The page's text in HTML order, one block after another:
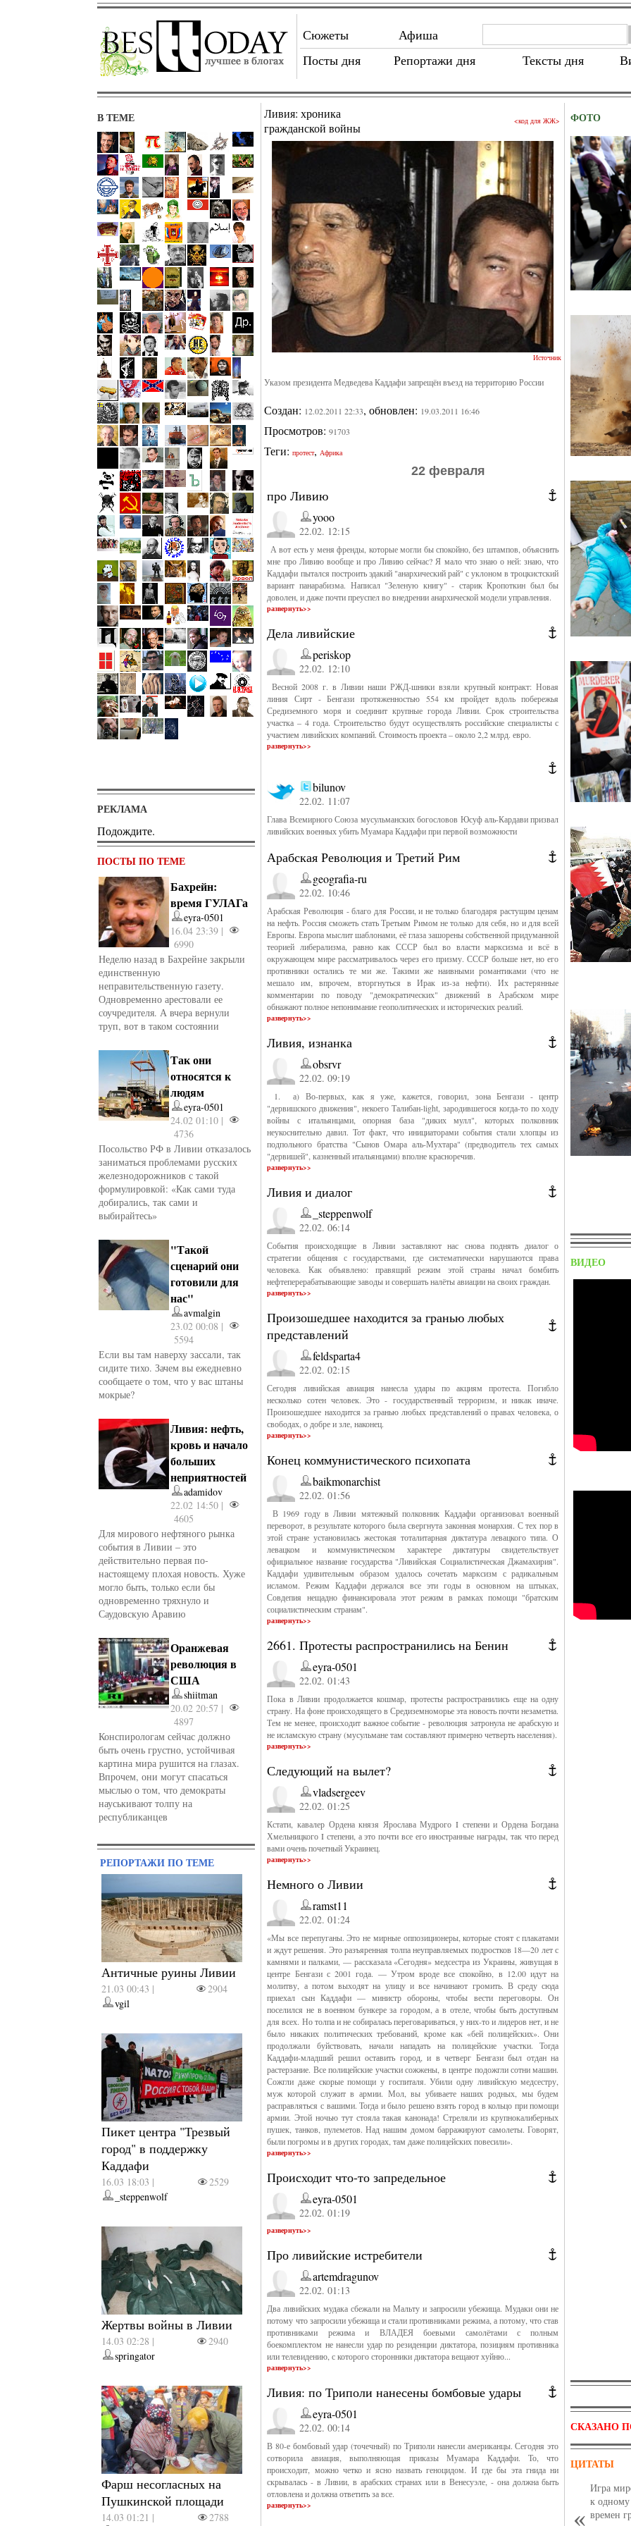
Сюжеты
Афиша
Посты дня
Репортажи дня Тексты дня
В ТЕМЕ
РЕКЛАМА
Подождите.
ПОСТЫ ПО ТЕМЕ
Бахрейн:
время ГУЛАГа
eyra-0501
16.04 23:39 |
6990
Неделю назад в Бахрейне закрыли
единственную
неправительственную газету.
Одновременно арестовали ее
соучредителя. А вчера вернули
труп, вот в таком состоянии
Так они
относятся к
людям
eyra-0501
24.02 01:10 |
4736
Посольство РФ в Ливии отказалось
заниматься проблемами русских
железнодорожников с такой
формулировкой: «Как сами туда
добирались, так сами и
выбирайтесь»
"Такой
сценарий они
готовили для
нас"
avmalgin
23.02 00:08 |
5594
Если вы там наверху зассали, так
сидите тихо. Зачем вы ежедневно
сообщаете о том, что у вас штаны
мокрые?
Ливия: нефть,
кровь и начало
больших
неприятностей
adamidov
22.02 14:50 |
4605
Для мирового нефтяного рынка
события в Ливии – это
действительно первая по-
настоящему плохая новость. Хуже
могло быть, только если бы
одновременно тряхнуло и
Саудовскую Аравию
Оранжевая
революция в
США
shiitman
20.02 20:57 |
4897
Конспирологам сейчас должно
быть очень грустно, устойчивая
картина мира рушится на глазах.
Впрочем, они могут спасаться
мыслью о том, что демократы
науськивают толпу на
республиканцев
РЕПОРТАЖИ ПО ТЕМЕ
Античные руины Ливии
21.03 00:43 |
2904
vgil
Пикет центра "Трезвый
город" в поддержку
Каддафи
16.03 18:03 |
2529
_steppenwolf
Жертвы войны в Ливии
14.03 02:28 |
2940
springator
Фарш несогласных на
Пушкинской площади
14.03 01:21 |
2788
Ливия: хроника
гражданской войны
<код для ЖЖ>
Источник
Указом президента Медведева Каддафи запрещён въезд на территорию России
Создан: 12.02.2011 22:33, обновлен: 19.03.2011 16:46
Просмотров:91703
Теги:протест, Африка
22 февраля
про Ливию
yooo
22.02. 12:15
А вот есть у меня френды, которые могли бы спокойно, без штампов, объяснить
мне про Ливию вообще и про Ливию сейчас? Я мало что знаю о ней: знаю, что
Каддафи пытался построить эдакий "анархический рай" с уклоном в троцкистский
вариант панарабизма. Написал "Зеленую книгу" - старик Кропоткин был бы
доволен, и даже почти преуспел во внедрении анархической модели управления.
развернуть>>
Дела ливийские
periskop
22.02. 12:10
Весной 2008 г. в Ливии наши РЖД-шники взяли крупный контракт: Новая
линия Сирт - Бенгази протяженностью 554 км пройдет вдоль побережья
Средиземного моря и соединит крупные города Ливии. Срок строительства
участка – 4 года. Строительство будут осуществлять российские специалисты с
участием ливийских компаний. Стоимость проекта – около 2,2 млрд. евро.
развернуть>>
bilunov
22.02. 11:07
Глава Всемирного Союза мусульманских богословов Юсуф аль-Кардави призвал
ливийских военных убить Муамара Каддафи при первой возможности
Арабская Революция и Третий Рим
geografia-ru
22.02. 10:46
Арабская Революция - благо для России, и не только благодаря растущим ценам
на нефть. Россия сможеть стать Третьим Римом не только для себя, но и для всей
Европы. Европа мыслит шаблонами, её глаза зашорены собственной придуманной
теорией либерализма, равно как СССР был во власти марксизма и всё в
окружающем мире рассматривалось через его призму. СССР больше нет, но его
противники остались те ми же. Такими же наивными романтиками (что не
мешало им, впрочем, вторгнуться в Ирак из-за нефти). Их растерянные
комментарии по поводу "демократических" движений в Арабском мире
обнажают полное непонимание геополитических и исторических реалий.
развернуть>>
Ливия, изнанка
obsrvr
22.02. 09:19
1. а) Во-первых, как я уже, кажется, говорил, зона Бенгази - центр
"дервишского движения", некоего Талибан-light, зародившегося когда-то по ходу
войны с итальянцами, опорная база "диких мулл", которых полковник
неукоснительно давил. Тот факт, что инициаторами события стали хлопцы из
подпольного братства "Сынов Омара аль-Мухтара" (предводитель тех самых
"дервишей", казненный итальянцами) вполне красноречив.
развернуть>>
Ливия и диалог
_steppenwolf
22.02. 06:14
События происходящие в Ливии заставляют нас снова поднять диалог о
стратегии общения с государствами, где систематически нарушаются права
человека. Как объявлено: правящий режим этой страны начал бомбить
нефтеперерабатывающие заводы и совершать налёты авиации на своих граждан.
развернуть>>
Произошедшее находится за гранью любых
представлений
feldsparta4
22.02. 02:15
Сегодня ливийская авиация нанесла удары по акциям протеста. Погибло
несколько сотен человек. Это - государственный терроризм, и никак иначе.
Произошедшее находится за гранью любых представлений о правах человека, о
свободах, о добре и зле, наконец.
развернуть>>
Конец коммунистического психопата
baikmonarchist
22.02. 01:56
В 1969 году в Ливии мятежный полковник Каддафи организовал военный
переворот, в результате которого была свергнута законная монархия. С тех пор в
этой стране установилась жестокая тоталитарная диктатура левацкого типа. О
левацком и коммунистическом характере диктатуры свидетельствует
официальное название государства "Ливийская Социалистическая Джамахирия".
Каддафи удивительным образом удалось сочетать марксизм с радикальным
исламом. Режим Каддафи держался все эти годы в основном на штыках,
Совдепия нещадно финансировала этот режим в рамках помощи "братским
социалистическим странам".
развернуть>>
2661. Протесты распространились на Бенин
eyra-0501
22.02. 01:43
Пока в Ливии продолжается кошмар, протесты распространились еще на одну
страну. На фоне происходящего в Средиземноморье эта новость почти незаметна.
Тем не менее, происходит важное событие - революция затронула не арабскую и
не исламскую страну (мусульмане там составляют примерно четверть населения).
развернуть>>
Следующий на вылет?
vladsergeev
22.02. 01:25
Кстати, кавалер Ордена князя Ярослава Мудрого I степени и Ордена Богдана
Хмельницкого I степени, а это почти все его иностранные награды, так что перед
вами очень почетный Украинец.
развернуть>>
Немного о Ливии
ramst11
22.02. 01:24
«Мы все перепуганы. Это не мирные оппозиционеры, которые стоят с плакатами
и ждут решения. Это разъяренная толпа неуправляемых подростков 18—20 лет с
камнями и палками, — рассказала «Сегодня» медсестра из Украины, живущая в
центре Бенгази с 2001 года. — Утром вроде все спокойно, в 12.00 идут на
молитву, а потом выходят на улицу и все начинают громить. В среду сюда
приехал сын Каддафи — министр обороны, чтобы вести переговоры. Он
поселился не в военном бункере за городом, а в отеле, чтобы быть доступным
для всех. Но толпа и не собиралась переговариваться, у них-то и лидеров нет, и не
было никаких политических требований, кроме как «бей полицейских». Они
продолжали буйствовать, начали нападать на полицейские участки. Тогда
Каддафи-младший решил оставить город, и в четверг Бенгази был отдан на
растерзание. Все полицейские участки сожжены, в центре подожгли сотни машин.
Сожгли даже скорые помощи у госпиталя. Убили одну ливийскую медсестру,
муж которой служит в армии. Мол, вы убиваете наших родных, мы будем
расправляться с вашими. Тогда и было решено взять город в кольцо при помощи
армии. Этой ночью тут стояла такая канонада! Стреляли из крупнокалиберных
пушек, танков, пулеметов. Над нашим домом барражируют самолеты. Говорят,
были погромы и в других городах, там даже полицейских повесили».
развернуть>>
Происходит что-то запредельное
eyra-0501
22.02. 01:19
развернуть>>
Про ливийские истребители
artemdragunov
22.02. 01:13
Два ливийских мудака сбежали на Мальту и запросили убежища. Мудаки они не
потому что запросили убежища и стали противниками режима, а потому, что став
противниками режима и ВЛАДЕЯ боевыми самолётами с полным
боекомплектом не нанесли удар по резиденции диктатора, позициям противника
или телевидению, с которого сторонники диктатора вещают хуйню...
развернуть>>
Ливия: по Триполи нанесены бомбовые удары
eyra-0501
22.02. 00:14
В 80-е бомбовый удар (точечный) по Триполи нанесли американцы. Сегодня это
сотворила авиация, выполняющая приказы Муамара Каддафи. То, что
происходит, можно четко и ясно назвать геноцидом. И где бы эта гнида ни
скрывалась - в Ливии, в арабских странах или в Венесуэле, - она должна быть
отловлена и должна ответить за все.
развернуть>>
ФОТО
ВИДЕО
СКАЗАНО
ЦИТАТЫ
Игра
к
времен